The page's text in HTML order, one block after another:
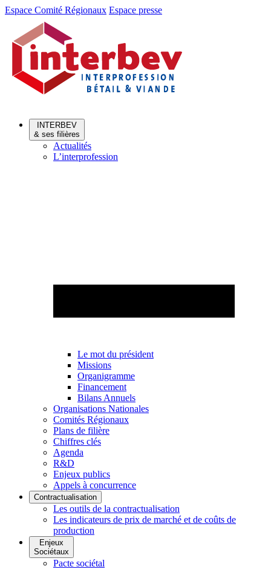
Aller
Aller
contenu
Espace Comité Régionaux Espace presse
INTERBEV
& ses filières
Actualités
L’interprofession
Le mot du président
Missions
Organigramme
Financement
Bilans Annuels
Organisations Nationales
Comités Régionaux
Plans de filière
Chiffres clés
Agenda
R&D
Enjeux publics
Appels à concurrence
Contractualisation
Les outils de la contractualisation
Les indicateurs de prix de marché et de coûts de
production
Enjeux
Sociétaux
Pacte sociétal